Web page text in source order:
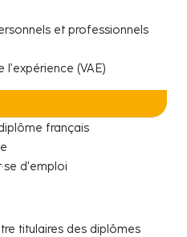
et professionnels
(VAE)
français
d'emploi
titulaires des diplômes